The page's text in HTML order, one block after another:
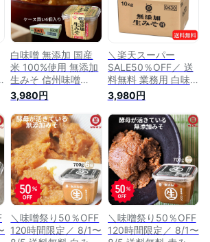
白味噌 無添加 国産
米 100%使用 無添加
生みそ 信州味噌
750g×6 老舗 丸萬
伝統の味 みそ 味噌
汁 味噌漬け グルテ
ンフリー 健康食 発
酵 腸活 ベジタリア
ン 非加熱 熟成発酵
安心 糀 麹 保存料不
使用 自然塩 白みそ
保存料不使用 甘み
芳醇 腸内環境 改善
ヴィーガン
3,980円
＼楽天スーパー
SALE50％OFF／ 送
料無料 業務用 白味
噌 無添加 国産米
100%使用 無添加生
みそ 信州味噌 10kg
老舗 丸萬 伝統の味
みそ 味噌汁 味噌漬
け グルテンフリー
健康食 発酵 腸活 ベ
ジタリアン 非加熱
熟成発酵 安心 麹 保
存料不使用 自然塩
3,980円
＼味噌祭り50％OFF
120時間限定／ 8/1〜
＼味噌祭り50％OFF
120時間限定／ 8/1〜